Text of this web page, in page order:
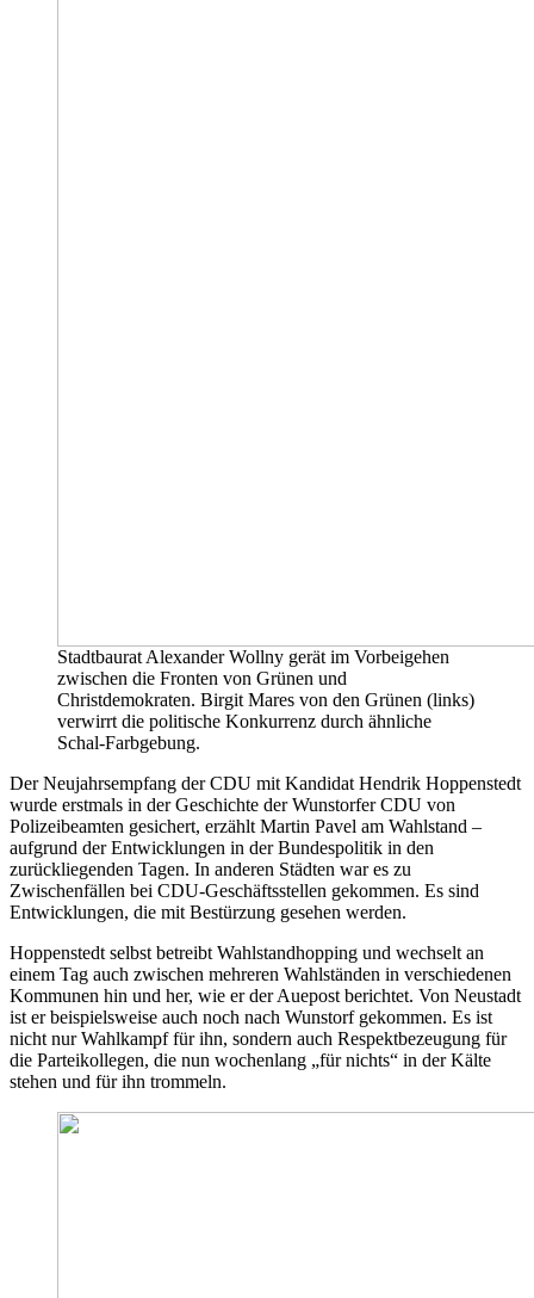
Stadtbaurat Alexander Wollny gerät im Vorbeigehen
zwischen die Fronten von Grünen und
Christdemokraten. Birgit Mares von den Grünen (links)
verwirrt die politische Konkurrenz durch ähnliche
Schal-Farbgebung.
Der Neujahrsempfang der CDU mit Kandidat Hendrik Hoppenstedt
wurde erstmals in der Geschichte der Wunstorfer CDU von
Polizeibeamten gesichert, erzählt Martin Pavel am Wahlstand –
aufgrund der Entwicklungen in der Bundespolitik in den
zurückliegenden Tagen. In anderen Städten war es zu
Zwischenfällen bei CDU-Geschäftsstellen gekommen. Es sind
Entwicklungen, die mit Bestürzung gesehen werden.
Hoppenstedt selbst betreibt Wahlstandhopping und wechselt an
einem Tag auch zwischen mehreren Wahlständen in verschiedenen
Kommunen hin und her, wie er der Auepost berichtet. Von Neustadt
ist er beispielsweise auch noch nach Wunstorf gekommen. Es ist
nicht nur Wahlkampf für ihn, sondern auch Respektbezeugung für
die Parteikollegen, die nun wochenlang „für nichts“ in der Kälte
stehen und für ihn trommeln.